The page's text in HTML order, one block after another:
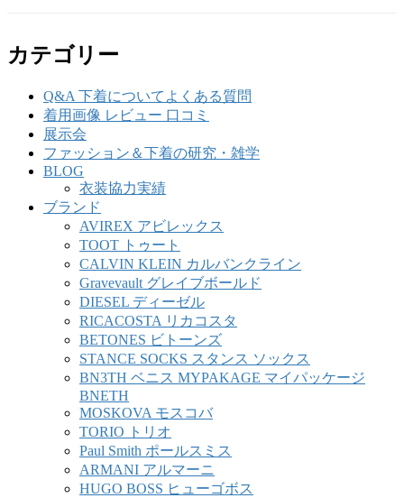
カテゴリー
Q&A 下着についてよくある質問
着用画像 レビュー 口コミ
展示会
ファッション＆下着の研究・雑学
BLOG
衣装協力実績
ブランド
AVIREX アビレックス
TOOT トゥート
CALVIN KLEIN カルバンクライン
Gravevault グレイブボールド
DIESEL ディーゼル
RICACOSTA リカコスタ
BETONES ビトーンズ
STANCE SOCKS スタンス ソックス
BN3TH ベニス MYPAKAGE マイパッケージ
BNETH
MOSKOVA モスコバ
TORIO トリオ
Paul Smith ポールスミス
ARMANI アルマーニ
HUGO BOSS ヒューゴボス